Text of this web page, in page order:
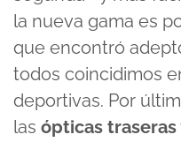
la nueva gama es
que encontró
todos coincidimos
deportivas. Por
las ópticas traseras